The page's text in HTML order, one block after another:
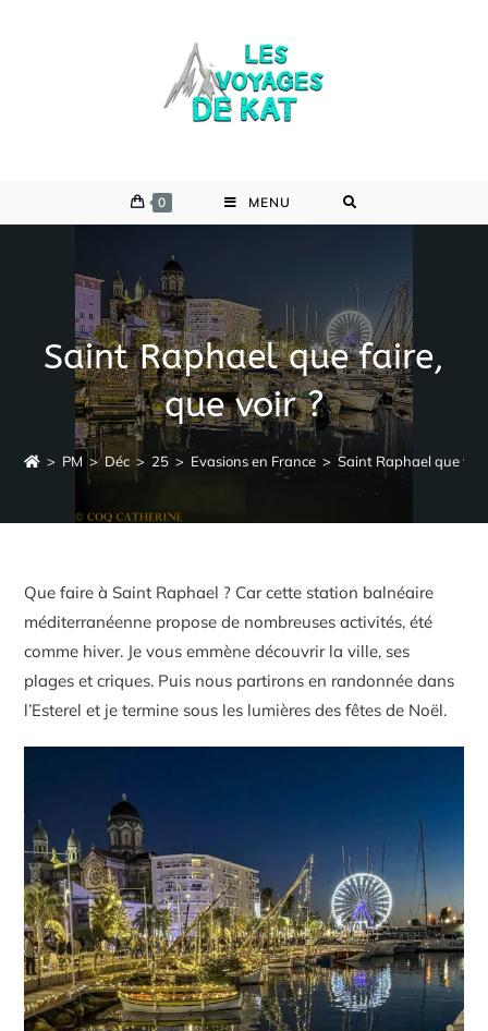
0 MENU
Saint Raphael que faire,
que voir ?
> PM > Déc > 25 > Evasions en France > Saint Raphael que
Que faire à Saint Raphael ? Car cette station balnéaire
méditerranéenne propose de nombreuses activités, été
comme hiver. Je vous emmène découvrir la ville, ses
plages et criques. Puis nous partirons en randonnée dans
l’Esterel et je termine sous les lumières des fêtes de Noël.